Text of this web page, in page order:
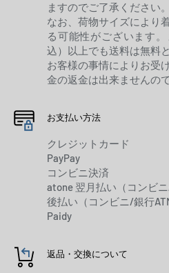
ますのでご了承ください。
なお、荷物サイズにより
る可能性がございます。
込）以上でも送料は無料
お客様の事情によりお受
金の返金は出来ませんの
お支払い方法
クレジットカード
PayPay
コンビニ決済
atone 翌月払い（コンビニ
後払い（コンビニ/銀行
Paidy
返品・交換について